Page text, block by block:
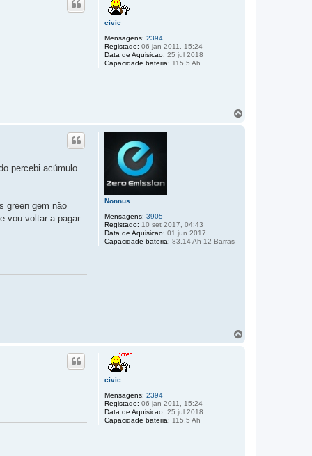
civic
Mensagens: 2394
Registado: 06 jan 2011, 15:24
Data de Aquisicao: 25 jul 2018
Capacidade bateria: 115,5 Ah
Nonnus
Mensagens: 3905
Registado: 10 set 2017, 04:43
Data de Aquisicao: 01 jun 2017
Capacidade bateria: 83,14 Ah 12 Barras
percebi acúmulo
green gem não
vou voltar a pagar
civic
Mensagens: 2394
Registado: 06 jan 2011, 15:24
Data de Aquisicao: 25 jul 2018
Capacidade bateria: 115,5 Ah